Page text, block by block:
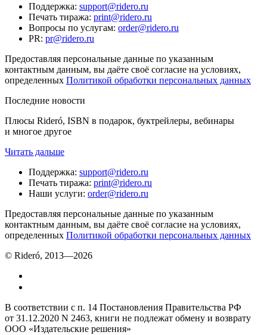
Поддержка: support@ridero.ru
Печать тиража: print@ridero.ru
Вопросы по услугам: order@ridero.ru
PR: pr@ridero.ru
Предоставляя персональные данные по указанным
контактным данным, вы даёте своё согласие на условиях,
определенных Политикой обработки персональных данных
Последние новости
Плюсы Rideró, ISBN в подарок, буктрейлеры, вебинары
и многое другое
Читать дальше
Поддержка: support@ridero.ru
Печать тиража: print@ridero.ru
Наши услуги: order@ridero.ru
Предоставляя персональные данные по указанным
контактным данным, вы даёте своё согласие на условиях,
определенных Политикой обработки персональных данных
© Rideró, 2013—2026
В соответствии с п. 14 Постановления Правительства РФ
от 31.12.2020 N 2463, книги не подлежат обмену и возврату
ООО «Издательские решения»